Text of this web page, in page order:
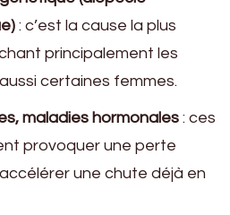
: c’est la cause la plus
principalement les
certaines femmes.
maladies hormonales : ces
provoquer une perte
une chute déjà en